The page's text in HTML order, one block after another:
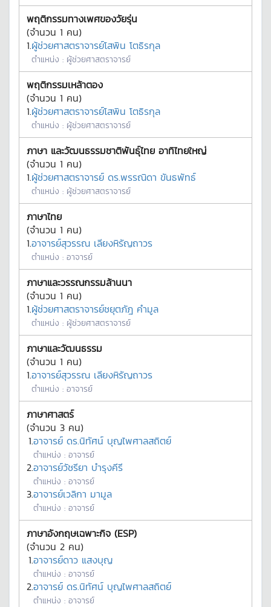
พฤติกรรมทางเพศของวัยรุ่น
(จำนวน 1 คน)
1.ผู้ช่วยศาสตราจารย์โสพิน โตธิรกุล
ตำแหน่ง : ผู้ช่วยศาสตราจารย์
พฤติกรรมเหล้าตอง
(จำนวน 1 คน)
1.ผู้ช่วยศาสตราจารย์โสพิน โตธิรกุล
ตำแหน่ง : ผู้ช่วยศาสตราจารย์
ภาษา และวัฒนธรรมชาติพันธุ์ไทย อาทิไทยใหญ่
(จำนวน 1 คน)
1.ผู้ช่วยศาสตราจารย์ ดร.พรรณิดา ขันธพัทธ์
ตำแหน่ง : ผู้ช่วยศาสตราจารย์
ภาษาไทย
(จำนวน 1 คน)
1.อาจารย์สุวรรณ เลียงหิรัญถาวร
ตำแหน่ง : อาจารย์
ภาษาและวรรณกรรมล้านนา
(จำนวน 1 คน)
1.ผู้ช่วยศาสตราจารย์ชยุตภัฎ คำมูล
ตำแหน่ง : ผู้ช่วยศาสตราจารย์
ภาษาและวัฒนธรรม
(จำนวน 1 คน)
1.อาจารย์สุวรรณ เลียงหิรัญถาวร
ตำแหน่ง : อาจารย์
ภาษาศาสตร์
(จำนวน 3 คน)
1.อาจารย์ ดร.นิทัศน์ บุญไพศาลสถิตย์
ตำแหน่ง : อาจารย์
2.อาจารย์วัชรียา บำรุงคีรี
ตำแหน่ง : อาจารย์
3.อาจารย์เวลิกา มามูล
ตำแหน่ง : อาจารย์
ภาษาอังกฤษเฉพาะกิจ (ESP)
(จำนวน 2 คน)
1.อาจารย์ดาว แสงบุญ
ตำแหน่ง : อาจารย์
2.อาจารย์ ดร.นิทัศน์ บุญไพศาลสถิตย์
ตำแหน่ง : อาจารย์